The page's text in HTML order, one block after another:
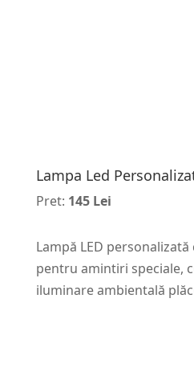
Lampa Led
Pret: 145 Lei
Lampă LED personalizată
pentru amintiri speciale,
iluminare ambientală